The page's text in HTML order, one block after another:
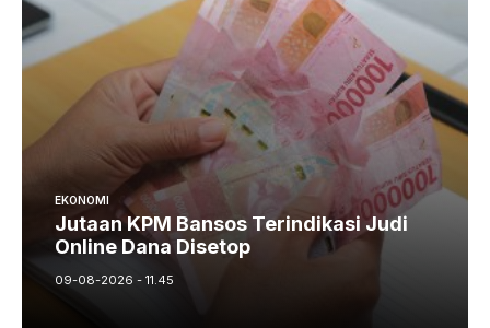
EKONOMI
Jutaan KPM Bansos Terindikasi Judi
Online Dana Disetop
09-08-2026 - 11.45